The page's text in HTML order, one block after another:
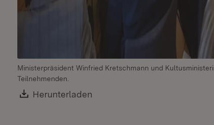
Ministerpräsident Winfried Kretschmann und
Teilnehmenden.
Download:
Herunterladen